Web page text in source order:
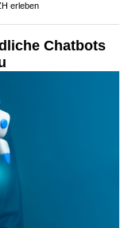
erleben
Chatbots